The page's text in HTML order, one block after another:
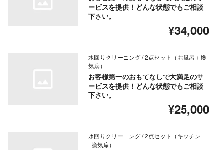
ービスを提供！どんな状態でもご相談
下さい。
¥34,000
水回りクリーニング / 2点セット（お風呂＋換
気扇）
お客様第一のおもてなしで大満足のサ
ービスを提供！どんな状態でもご相談
下さい。
¥25,000
水回りクリーニング / 2点セット（キッチン
+換気扇）